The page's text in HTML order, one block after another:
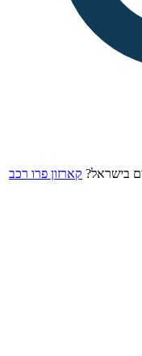
בישראל? קארזון פרו רכב